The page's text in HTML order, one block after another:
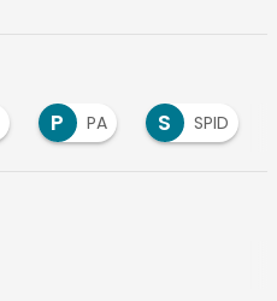
P PA S SPID